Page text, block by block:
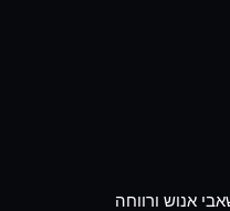
אנוש ורווחה